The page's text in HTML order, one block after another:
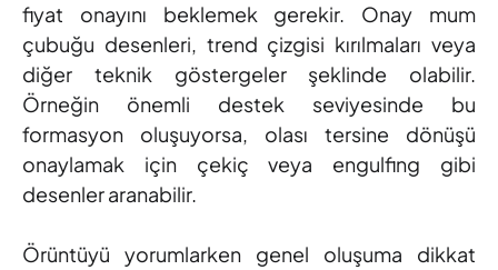
fiyat onayını beklemek gerekir. Onay mum
çubuğu desenleri, trend çizgisi kırılmaları veya
diğer teknik göstergeler şeklinde olabilir.
Örneğin önemli destek seviyesinde bu
formasyon oluşuyorsa, olası tersine dönüşü
onaylamak için çekiç veya engulfing gibi
desenler aranabilir.
Örüntüyü yorumlarken genel oluşuma dikkat